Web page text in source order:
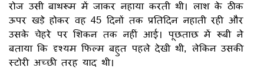
रोज उसी बाथरूम में जाकर नहाया करती थी। लाश के ठीक
ऊपर खड़े होकर वह 45 दिनों तक प्रतिदिन नहाती रही और
उसके चेहरे पर शिकन तक नहीं आई। पूछताछ में रूबी ने
बताया कि दृश्यम फिल्म बहुत पहले देखी थी, लेकिन उसकी
स्टोरी अच्छी तरह याद थी।